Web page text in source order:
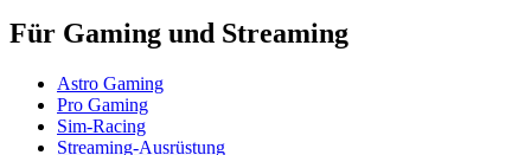
Für Gaming und Streaming
Astro Gaming
Pro Gaming
Sim-Racing
Streaming-Ausrüstung